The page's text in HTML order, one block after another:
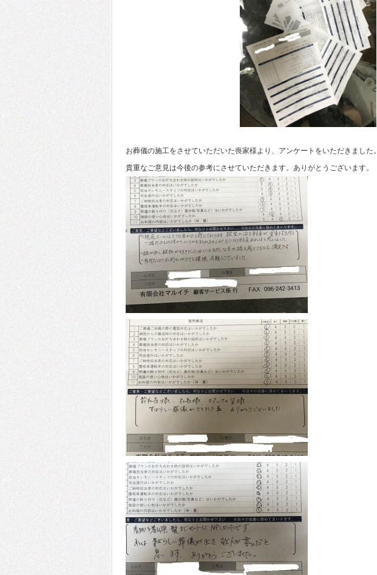
お葬儀の施工をさせていただいた喪家様より、アンケートをいただきました。
貴重なご意見は今後の参考にさせていただきます。ありがとうございます。